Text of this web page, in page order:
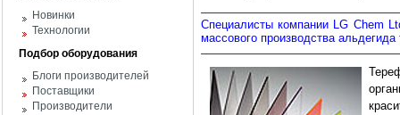
Новинки
Технологии
Подбор оборудования
Блоги производителей
Поставщики
Производители
Специалисты компании LG Chem
массового производства